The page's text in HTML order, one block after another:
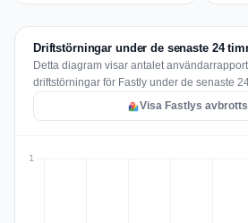
Driftstörningar under de senaste 24
Detta diagram visar antalet
driftstörningar för Fastly under de senaste
Visa Fastlys